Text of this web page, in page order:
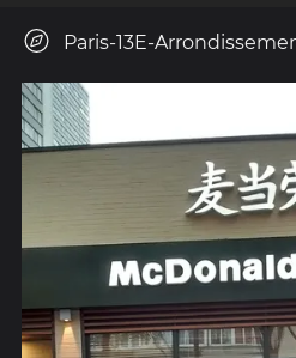
Paris-13E-